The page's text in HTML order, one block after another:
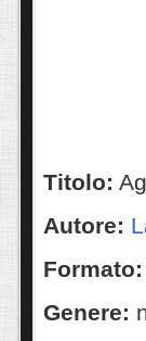
Titolo:
Autore:
Formato:
Genere: